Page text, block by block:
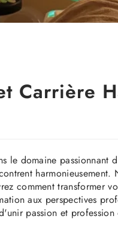
Carrière
le domaine
comment transformer
aux perspectives
passion et